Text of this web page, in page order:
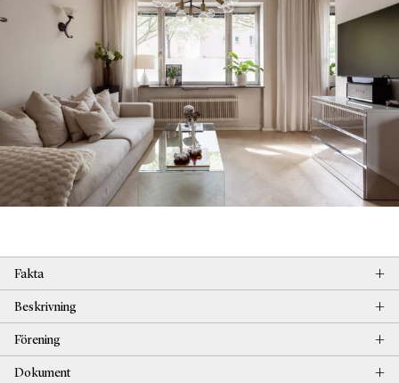
Fakta +
Beskrivning +
Förening +
Dokument +